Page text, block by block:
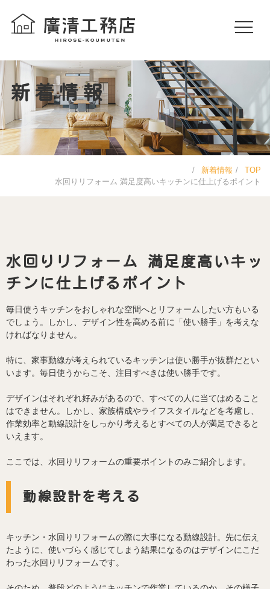
新着情報
TOP
新着情報
水回りリフォーム 満足度高いキッチンに仕上げるポイント
水回りリフォーム 満足度高いキッ
チンに仕上げるポイント
毎日使うキッチンをおしゃれな空間へとリフォームしたい方もいる
でしょう。しかし、デザイン性を高める前に「使い勝手」を考えな
ければなりません。
特に、家事動線が考えられているキッチンは使い勝手が抜群だとい
います。毎日使うからこそ、注目すべきは使い勝手です。
デザインはそれぞれ好みがあるので、すべての人に当てはめること
はできません。しかし、家族構成やライフスタイルなどを考慮し、
作業効率と動線設計をしっかり考えるとすべての人が満足できると
いえます。
ここでは、水回りリフォームの重要ポイントのみご紹介します。
動線設計を考える
キッチン・水回りリフォームの際に大事になる動線設計。先に伝え
たように、使いづらく感じてしまう結果になるのはデザインにこだ
わった水回りリフォームです。